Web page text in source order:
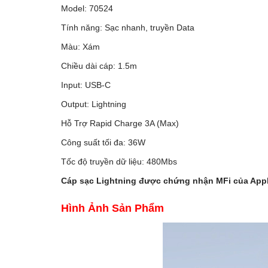
Model: 70524
Tính năng: Sạc nhanh, truyền Data
Màu: Xám
Chiều dài cáp: 1.5m
Input: USB-C
Output: Lightning
Hỗ Trợ Rapid Charge 3A (Max)
Công suất tối đa: 36W
Tốc độ truyền dữ liệu: 480Mbs
Cáp sạc Lightning được chứng nhận MFi của
Hình Ảnh Sản Phẩm